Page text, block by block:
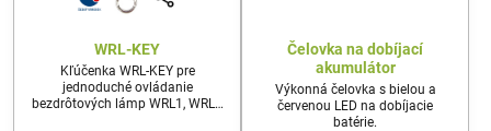
WRL-KEY
Kľúčenka WRL-KEY pre
jednoduché ovládanie
bezdrôtových lámp WRL1, WRL2
Čelovka na dobíjací
akumulátor
Výkonná čelovka s bielou a
červenou LED na dobíjacie
batérie.